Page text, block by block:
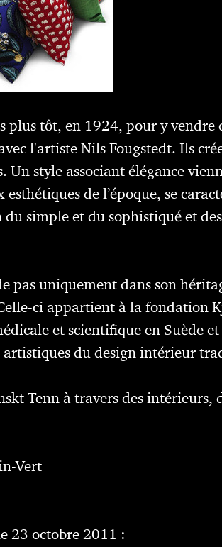
plus tôt, en 1924, pour y vendre
l'artiste Nils Fougstedt. Ils
Un style associant élégance
de l’époque, se
simple et du sophistiqué et
pas uniquement dans son
ci appartient à la fondation
et scientifique en Suède
du design intérieur
Tenn à travers des intérieurs,
Vert
23 octobre 2011 :